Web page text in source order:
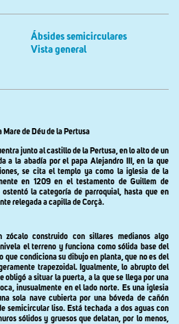
Ábsides semicirculares
Vista general
Mare de Déu de la Pertusa
junto al castillo de la Pertusa, en lo alto de un
a la abadía por el papa Alejandro III, en la que
se cita el templo ya como la iglesia de la
en 1209 en el testamento de Guillem de
la categoría de parroquial, hasta que en
relegada a capilla de Corçà.
construido con sillares medianos algo
el terreno y funciona como sólida base del
que condiciona su dibujo en planta, que no es del
trapezoidal. Igualmente, lo abrupto del
obligó a situar la puerta, a la que se llega por una
inusualmente en el lado norte. Es una iglesia
sola nave cubierta por una bóveda de cañón
semicircular liso. Está techada a dos aguas con
sólidos y gruesos que delatan, por lo menos,